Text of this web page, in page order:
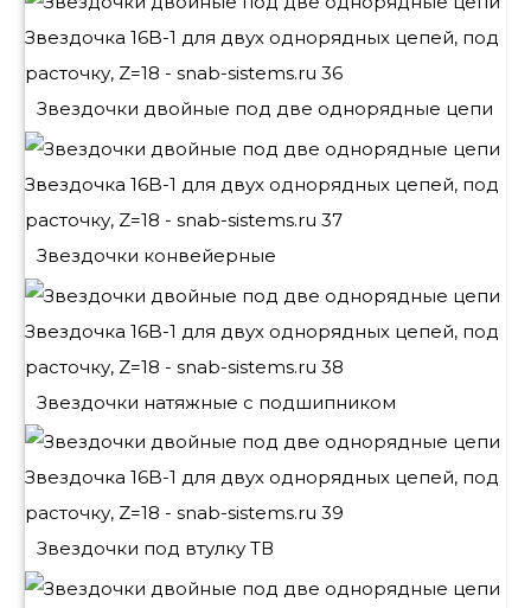
Звездочки двойные под две однорядные цепи
Звездочки конвейерные
Звездочки натяжные с подшипником
Звездочки под втулку ТВ